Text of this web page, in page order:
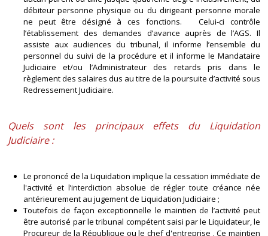
débiteur personne physique ou du dirigeant personne morale
ne peut être désigné à ces fonctions. Celui-ci contrôle
l’établissement des demandes d’avance auprès de l’AGS. Il
assiste aux audiences du tribunal, il informe l’ensemble du
personnel du suivi de la procédure et il informe le Mandataire
Judiciaire et/ou l’Administrateur des retards pris dans le
règlement des salaires dus au titre de la poursuite d’activité sous
Redressement Judiciaire.
Quels sont les principaux effets du Liquidation
Judiciaire :
Le prononcé de la Liquidation implique la cessation immédiate de
l'activité et l’interdiction absolue de régler toute créance née
antérieurement au jugement de Liquidation Judiciaire ;
Toutefois de façon exceptionnelle le maintien de l’activité peut
être autorisé par le tribunal compétent saisi par le Liquidateur, le
Procureur de la République ou le chef d'entreprise . Ce maintien